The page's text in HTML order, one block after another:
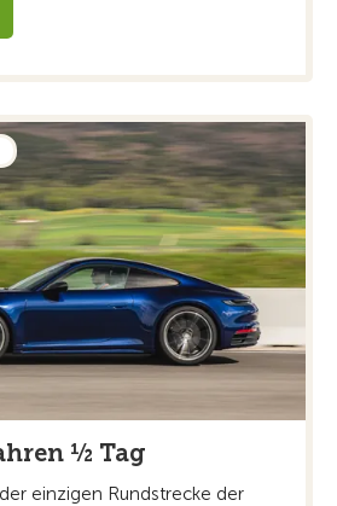
½ Tag
einzigen Rundstrecke der